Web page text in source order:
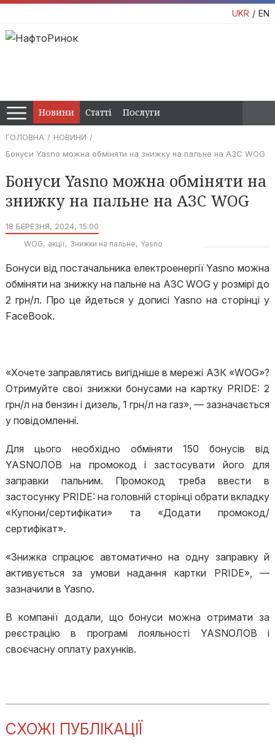
UKR EN
Новини Статті Послуги
ГОЛОВНА
НОВИНИ
Бонуси Yasno можна обміняти на знижку на пальне на АЗС WOG
Бонуси Yasno можна обміняти на
знижку на пальне на АЗС WOG
18 БЕРЕЗНЯ, 2024, 15:00
WOG акції Знижки на пальне Yasno
Бонуси від постачальника електроенергії Yasno можна
обміняти на знижку на пальне на АЗС WOG у розмірі до
2 грн/л. Про це йдеться у дописі Yasno на сторінці у
FaceBook.
«Хочете заправлятись вигідніше в мережі АЗК «WOG»?
Отримуйте свої знижки бонусами на картку PRIDE: 2
грн/л на бензин і дизель, 1 грн/л на газ», — зазначається
у повідомленні.
Для цього необхідно обміняти 150 бонусів від
YASNOЛОВ на промокод і застосувати його для
заправки пальним. Промокод треба ввести в
застосунку PRIDE: на головній сторінці обрати вкладку
«Купони/сертифікати» та «Додати промокод/
сертифікат».
«Знижка спрацює автоматично на одну заправку й
активується за умови надання картки PRIDE», —
зазначили в Yasno.
В компанії додали, що бонуси можна отримати за
реєстрацію в програмі лояльності YASNOЛОВ і
своєчасну оплату рахунків.
СХОЖІ ПУБЛІКАЦІЇ